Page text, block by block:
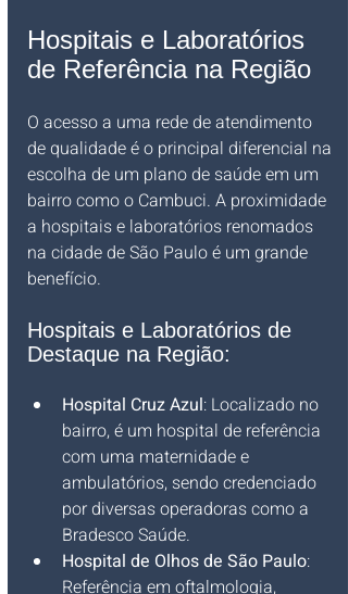
Hospitais e Laboratórios
de Referência na Região
O acesso a uma rede de atendimento
de qualidade é o principal diferencial na
escolha de um plano de saúde em um
bairro como o Cambuci. A proximidade
a hospitais e laboratórios renomados
na cidade de São Paulo é um grande
benefício.
Hospitais e Laboratórios de
Destaque na Região:
Hospital Cruz Azul: Localizado no
bairro, é um hospital de referência
com uma maternidade e
ambulatórios, sendo credenciado
por diversas operadoras como a
Bradesco Saúde.
Hospital de Olhos de São Paulo:
Referência em oftalmologia,